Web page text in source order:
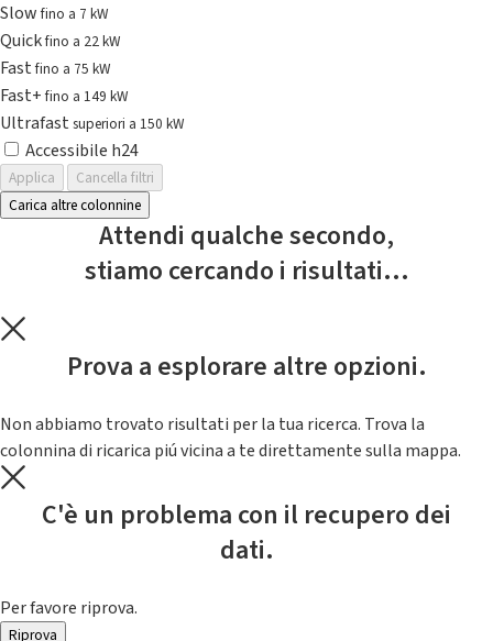
Slowfino a 7 kW
Quickfino a 22 kW
Fastfino a 75 kW
Fast+fino a 149 kW
Ultrafast superiori a 150 kW
Accessibile h24
Applica
Cancella filtri
Carica altre colonnine
Attendi qualche secondo,
stiamo cercando i risultati...
Prova a esplorare altre opzioni.
Non abbiamo trovato risultati per la tua ricerca. Trova la
colonnina di ricarica piú vicina a te direttamente sulla mappa.
C'è un problema con il recupero dei
dati.
Per favore riprova.
Riprova